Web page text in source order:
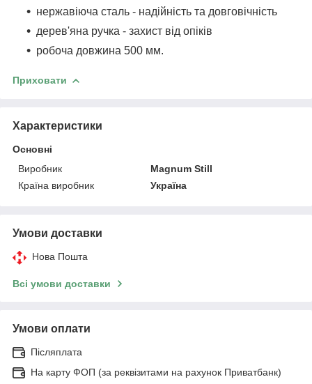
нержавіюча сталь - надійність та довговічність
дерев'яна ручка - захист від опіків
робоча довжина 500 мм.
Приховати
Характеристики
Основні
Виробник
Magnum Still
Країна виробник
Україна
Умови доставки
Нова Пошта
Всі умови доставки
Умови оплати
Післяплата
На карту ФОП (за реквізитами на рахунок Приватбанк)